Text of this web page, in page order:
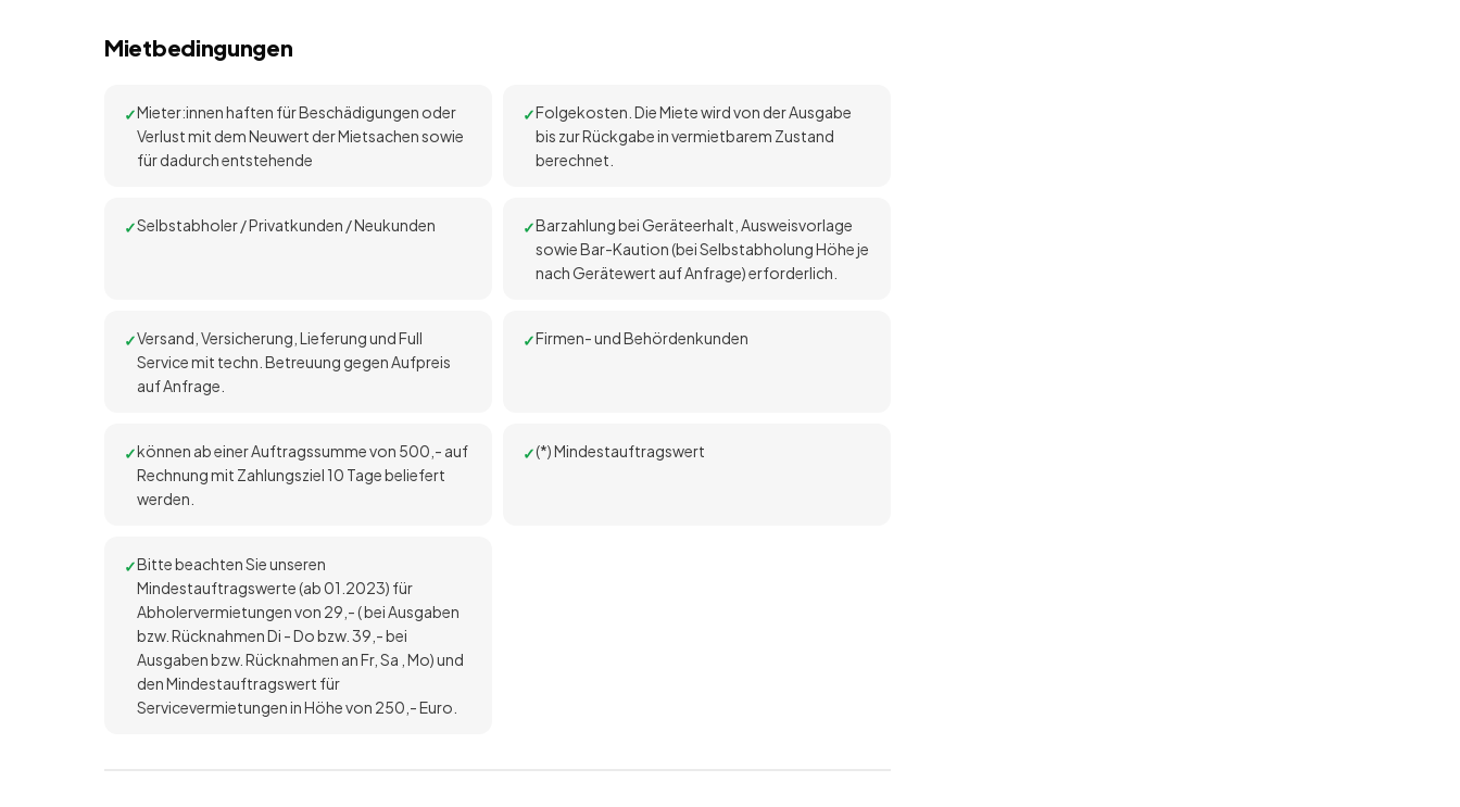
Mietbedingungen
Mieter:innen haften für Beschädigungen oder
Verlust mit dem Neuwert der Mietsachen sowie
für dadurch entstehende
Folgekosten. Die Miete wird von der Ausgabe
bis zur Rückgabe in vermietbarem Zustand
berechnet.
Selbstabholer / Privatkunden / Neukunden
Barzahlung bei Geräteerhalt, Ausweisvorlage
sowie Bar-Kaution (bei Selbstabholung Höhe je
nach Gerätewert auf Anfrage) erforderlich.
Versand, Versicherung, Lieferung und Full
Service mit techn. Betreuung gegen Aufpreis
auf Anfrage.
Firmen- und Behördenkunden
können ab einer Auftragssumme von 500,- auf
Rechnung mit Zahlungsziel 10 Tage beliefert
werden.
(*) Mindestauftragswert
Bitte beachten Sie unseren
Mindestauftragswerte (ab 01.2023) für
Abholervermietungen von 29,- ( bei Ausgaben
bzw. Rücknahmen Di - Do bzw. 39,- bei
Ausgaben bzw. Rücknahmen an Fr, Sa , Mo) und
den Mindestauftragswert für
Servicevermietungen in Höhe von 250,- Euro.